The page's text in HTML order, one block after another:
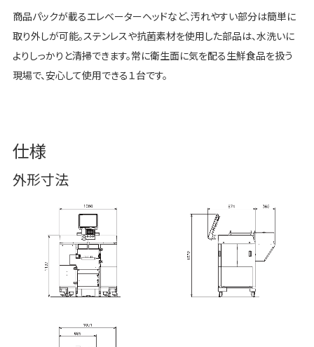
商品パックが載るエレベーターヘッドなど、汚れやすい部分は簡単に
取り外しが可能。ステンレスや抗菌素材を使用した部品は、水洗いに
よりしっかりと清掃できます。常に衛生面に気を配る生鮮食品を扱う
現場で、安心して使用できる１台です。
仕様
外形寸法